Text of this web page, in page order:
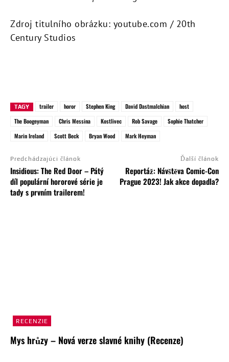
Zdroj titulního obrázku: youtube.com / 20th
Century Studios
TAGY trailer horor Stephen King David Dastmalchian
host
The Boogeyman
Chris Messina Kostlivec Rob Savage
Sophie Thatcher
Marin Ireland
Scott Beck Bryan Wood Mark Heyman
Predchádzajúci článok
Insidious: The Red Door – Pátý
díl populární hororové série je
tady s prvním trailerem!
Ďalší článok
Reportáž: Návštěva Comic-Con
Prague 2023! Jak akce dopadla?
RECENZIE
Mys hrůzy – Nová verze slavné knihy (Recenze)